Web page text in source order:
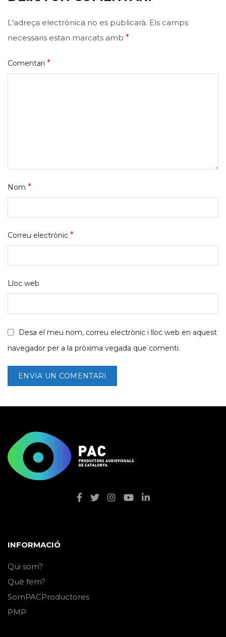
L'adreça electrònica no es publicarà. Els camps
necessaris estan marcats amb *
Comentari *
Nom *
Correu electrònic *
Lloc web
Desa el meu nom, correu electrònic i lloc web en aquest
navegador per a la pròxima vegada que comenti.
INFORMACIÓ
Qui som?
Què fem?
SomPACProductores
PMP